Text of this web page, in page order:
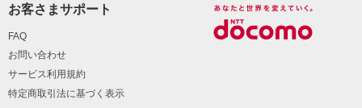
お客さまサポート
FAQ
お問い合わせ
サービス利用規約
特定商取引法に基づく表示